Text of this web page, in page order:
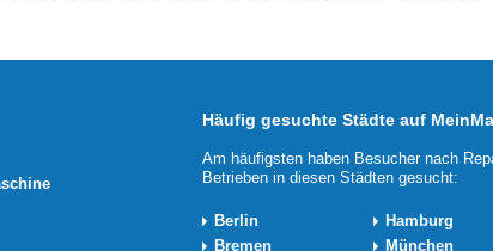
Häufig gesuchte Städte auf
Am häufigsten haben Besucher nach
Betrieben in diesen Städten gesucht:
Berlin
Hamburg
Bremen
München